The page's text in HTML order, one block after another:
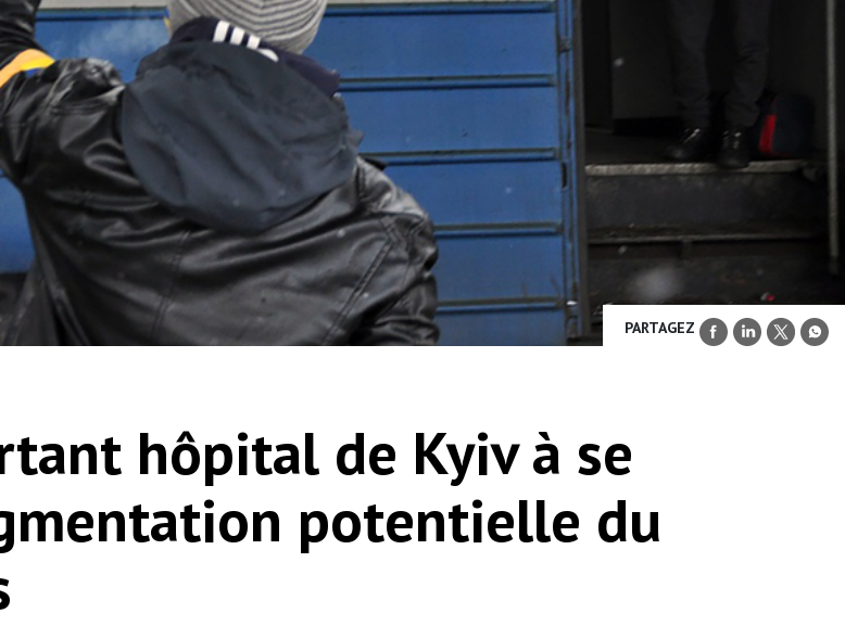
PARTAGEZ
hôpital de Kyiv à se
potentielle du